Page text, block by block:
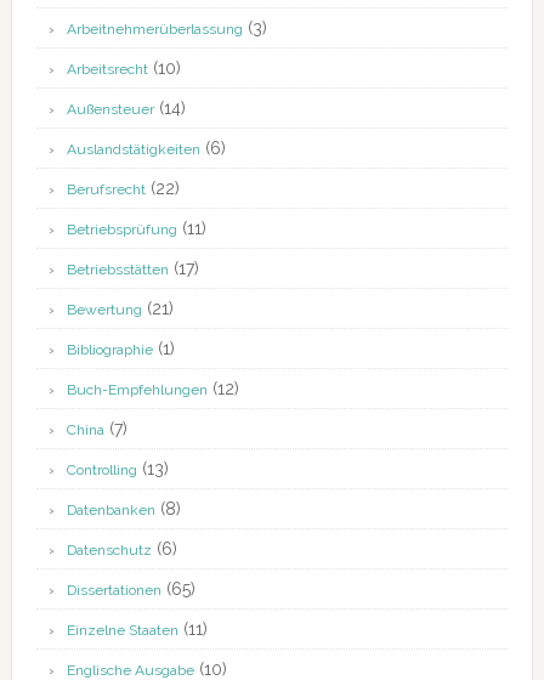
Arbeitnehmerüberlassung (3)
Arbeitsrecht(10)
Außensteuer(14)
Auslandstätigkeiten (6)
Berufsrecht(22)
Betriebsprüfung (11)
Betriebsstätten (17)
Bewertung (21)
Bibliographie(1)
Buch-Empfehlungen (12)
China(7)
Controlling (13)
Datenbanken (8)
Datenschutz (6)
Dissertationen (65)
Einzelne Staaten (11)
Englische Ausgabe(10)